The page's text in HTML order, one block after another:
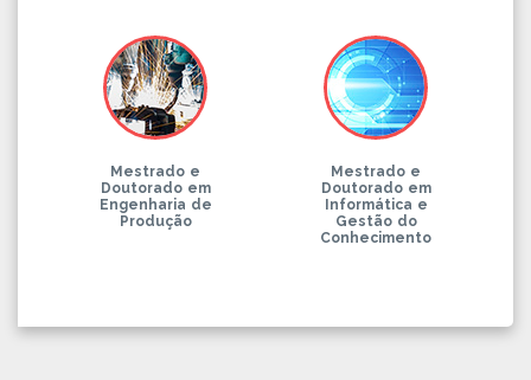
Mestrado e
Doutorado em
Engenharia de
Produção
Mestrado e
Doutorado em
Informática e
Gestão do
Conhecimento